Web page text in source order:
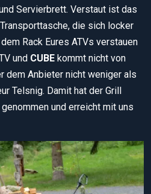
Servierbrett. Verstaut ist das
die sich locker
Rack Eures ATVs verstauen
und CUBE kommt nicht von
dem Anbieter nicht weniger als
Telsnig. Damit hat der Grill
und erreicht mit uns